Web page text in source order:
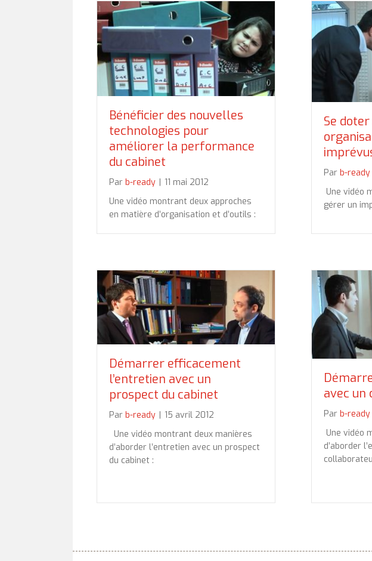
Bénéficier des nouvelles
technologies pour
améliorer la performance
du cabinet
Par b-ready | 11 mai 2012
Une vidéo montrant deux approches
en matière d’organisation et d’outils :
Se
Par b-ready
Une vidéo
gérer un
Démarrer efficacement
l’entretien avec un
prospect du cabinet
Par b-ready | 15 avril 2012
Une vidéo montrant deux manières
d’aborder l’entretien avec un prospect
du cabinet :
avec
Par b-ready
Une vidéo
d’aborder